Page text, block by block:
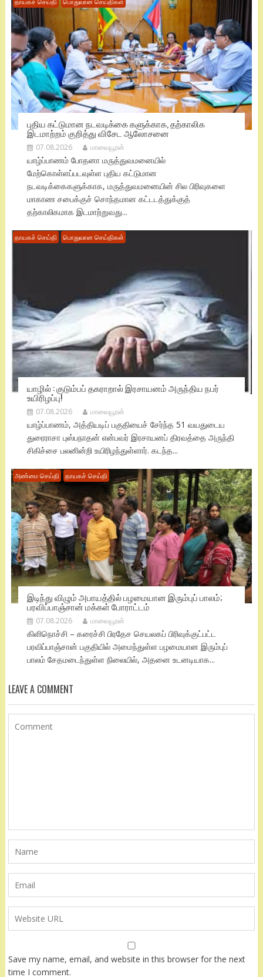
புதிய கட்டுமான நடவடிக்கை களுக்காக, தற்காலிக
இடமாற்றம் குறித்து விசேட ஆலோசனை
07.08.2026 மாவையூரன்
யாழ்ப்பாணம் போதனா மருத்துவமனையில்
மேற்கொள்ளப்படவுள்ள புதிய கட்டுமான
நடவடிக்கைகளுக்காக, மருத்துவமனையின் சில பிரிவுகளை
மாகாண சபைக்குச் சொந்தமான கட்டடத்துக்குத்
தற்காலிகமாக இடமாற்றுவது...
தாயகச் செய்தி பொதுவான செய்திகள்
யாழில் : குடும்பப் தகராறால் இரசாயனம் அருந்திய நபர்
உயிரிழப்பு!
07.08.2026 மாவையூரன்
யாழ்ப்பாணம், அத்தியடிப் பகுதியைச் சேர்ந்த 51 வயதுடைய
துரைராசா புஸ்பநாதன் என்பவர் இரசாயனப் திரவத்தை அருந்தி
சிகிச்சை பலனின்றி உயிரிழந்துள்ளார். கடந்த...
அண்மை செய்தி தாயகச் செய்தி
இடிந்து விழும் அபாயத்தில் பழமையான இரும்புப் பாலம்;
பரவிப்பாஞ்சான் மக்கள் போராட்டம்
07.08.2026 மாவையூரன்
கிளிநொச்சி – கரைச்சி பிரதேச செயலகப் பிரிவுக்குட்பட்ட
பரவிப்பாஞ்சான் பகுதியில் அமைந்துள்ள பழமையான இரும்புப்
பாலம் சேதமடைந்துள்ள நிலையில், அதனை உடனடியாக...
LEAVE A COMMENT
Save my name, email, and website in this browser for the next
time I comment.